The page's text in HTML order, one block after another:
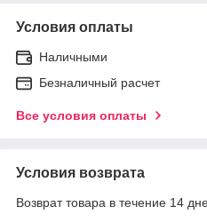
Условия оплаты
Наличными
Безналичный расчет
Все условия оплаты
Условия возврата
Возврат товара в течение 14